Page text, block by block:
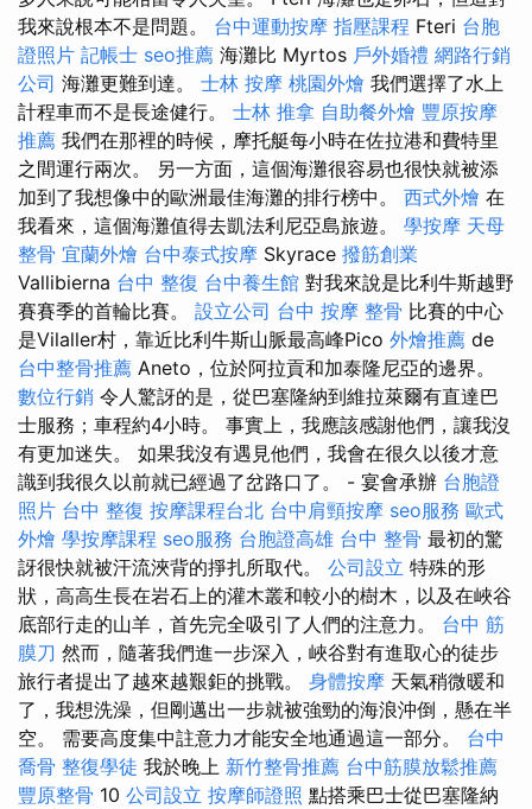
我來說根本不是問題。 台中運動按摩 指壓課程 Fteri 台胞
證照片 記帳士 seo推薦 海灘比 Myrtos 戶外婚禮 網路行銷
公司 海灘更難到達。 士林 按摩 桃園外燴 我們選擇了水上
計程車而不是長途健行。 士林 推拿 自助餐外燴 豐原按摩
推薦 我們在那裡的時候，摩托艇每小時在佐拉港和費特里
之間運行兩次。 另一方面，這個海灘很容易也很快就被添
加到了我想像中的歐洲最佳海灘的排行榜中。 西式外燴 在
我看來，這個海灘值得去凱法利尼亞島旅遊。 學按摩 天母
整骨 宜蘭外燴 台中泰式按摩 Skyrace 撥筋創業
Vallibierna 台中 整復 台中養生館 對我來說是比利牛斯越野
賽賽季的首輪比賽。 設立公司 台中 按摩 整骨 比賽的中心
是Vilaller村，靠近比利牛斯山脈最高峰Pico 外燴推薦 de
台中整骨推薦 Aneto，位於阿拉貢和加泰隆尼亞的邊界。
數位行銷 令人驚訝的是，從巴塞隆納到維拉萊爾有直達巴
士服務；車程約4小時。 事實上，我應該感謝他們，讓我沒
有更加迷失。 如果我沒有遇見他們，我會在很久以後才意
識到我很久以前就已經過了岔路口了。 - 宴會承辦 台胞證
照片 台中 整復 按摩課程台北 台中肩頸按摩 seo服務 歐式
外燴 學按摩課程 seo服務 台胞證高雄 台中 整骨 最初的驚
訝很快就被汗流浹背的掙扎所取代。 公司設立 特殊的形
狀，高高生長在岩石上的灌木叢和較小的樹木，以及在峽谷
底部行走的山羊，首先完全吸引了人們的注意力。 台中 筋
膜刀 然而，隨著我們進一步深入，峽谷對有進取心的徒步
旅行者提出了越來越艱鉅的挑戰。 身體按摩 天氣稍微暖和
了，我想洗澡，但剛邁出一步就被強勁的海浪沖倒，懸在半
空。 需要高度集中註意力才能安全地通過這一部分。 台中
喬骨 整復學徒 我於晚上 新竹整骨推薦 台中筋膜放鬆推薦
豐原整骨 10 公司設立 按摩師證照 點搭乘巴士從巴塞隆納